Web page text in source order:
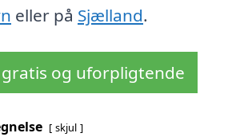
eller på Sjælland.
gratis og uforpligtende
skjul